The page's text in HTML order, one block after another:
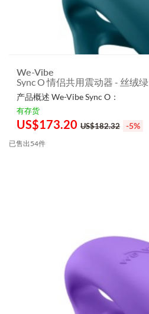
We-Vibe
Sync O 情侣共用震动器 - 丝绒绿
产品概述 We-Vibe Sync O：
有存货
US$173.20 US$182.32 -5%
已售出54件